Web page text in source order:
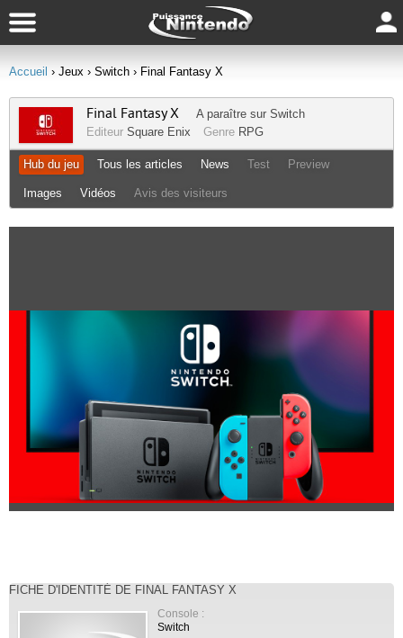
Accueil › Jeux › Switch › Final Fantasy X
Final Fantasy X A paraître sur Switch
Editeur Square Enix Genre RPG
Hub du jeu Tous les articles News Test Preview
Images Vidéos Avis des visiteurs
FICHE D'IDENTITÉ DE FINAL FANTASY X
Console :
Switch